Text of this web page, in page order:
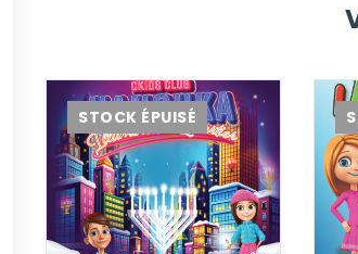
STOCK ÉPUISÉ